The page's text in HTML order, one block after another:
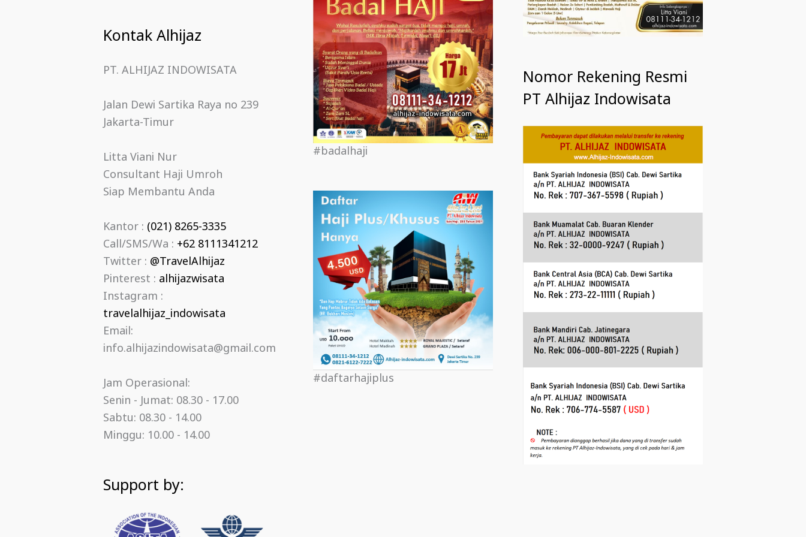
Kontak Alhijaz
PT. ALHIJAZ INDOWISATA
Jalan Dewi Sartika Raya no 239
Jakarta-Timur
Litta Viani Nur
Consultant Haji Umroh
Siap Membantu Anda
Kantor : (021) 8265-3335
Call/SMS/Wa : +62 8111341212
Twitter : @TravelAlhijaz
Pinterest : alhijazwisata
Instagram :
travelalhijaz_indowisata
Email:
info.alhijazindowisata@gmail.com
Jam Operasional:
Senin - Jumat: 08.30 - 17.00
Sabtu: 08.30 - 14.00
Minggu: 10.00 - 14.00
Support by:
#badalhaji
#daftarhajiplus
Nomor Rekening Resmi
PT Alhijaz Indowisata